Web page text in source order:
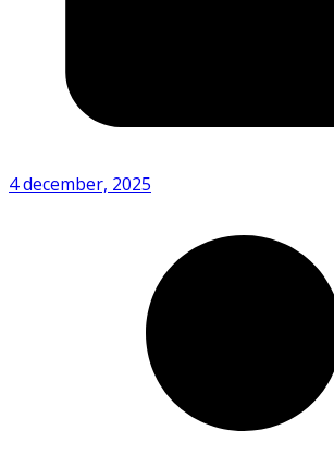
4 december, 2025